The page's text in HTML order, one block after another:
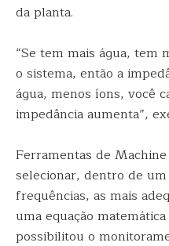
da planta.
“Se tem mais água, tem
o sistema, então a
água, menos íons, você
impedância aumenta”,
Ferramentas de
selecionar, dentro de
frequências, as mais
uma equação
possibilitou o